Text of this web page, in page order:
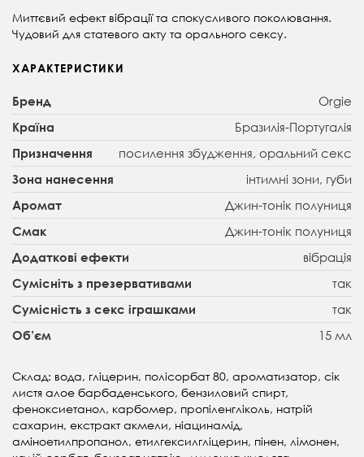
Миттєвий ефект вібрації та спокусливого поколювання.
Чудовий для статевого акту та орального сексу.
ХАРАКТЕРИСТИКИ
Бренд Orgie
Країна Бразилія-Португалія
Призначення посилення збудження, оральний секс
Зона нанесення інтимні зони, губи
Аромат Джин-тонік полуниця
Смак Джин-тонік полуниця
Додаткові ефекти вібрація
Сумісніть з презервативами так
Сумісність з секс іграшками так
Об’єм 15 мл
Склад: вода, гліцерин, полісорбат 80, ароматизатор, сік
листя алое барбаденського, бензиловий спирт,
феноксиетанол, карбомер, пропіленгліколь, натрій
сахарин, екстракт акмели, ніацинамід,
аміноетилпропанол, етилгексилгліцерин, пінен, лімонен,